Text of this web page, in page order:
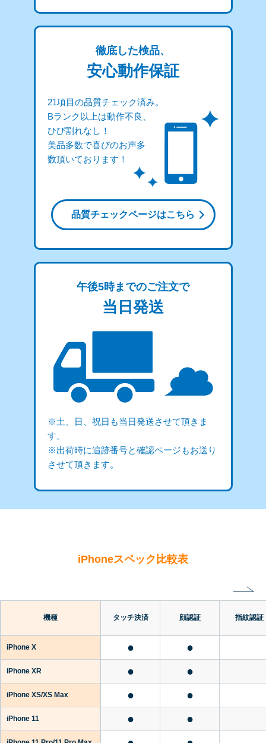
徹底した検品、
安心動作保証
21項目の品質チェック済み。
Bランク以上は動作不良、
ひび割れなし！
美品多数で喜びのお声多
数頂いております！
品質チェックページはこちら
午後5時までのご注文で
当日発送
※土、日、祝日も当日発送させて頂きま
す。
※出荷時に追跡番号と確認ページもお送り
させて頂きます。
iPhoneスペック比較表
機種 タッチ決済 顔認証 指紋認証
iPhone X ● ●
iPhone XR ● ●
iPhone XS/XS Max ● ●
iPhone 11 ● ●